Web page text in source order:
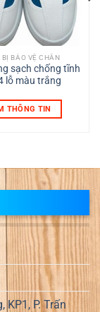
BỊ BẢO VỆ CHÂN
sạch chống tĩnh
lỗ màu trắng
THÔNG TIN
P. Trấn